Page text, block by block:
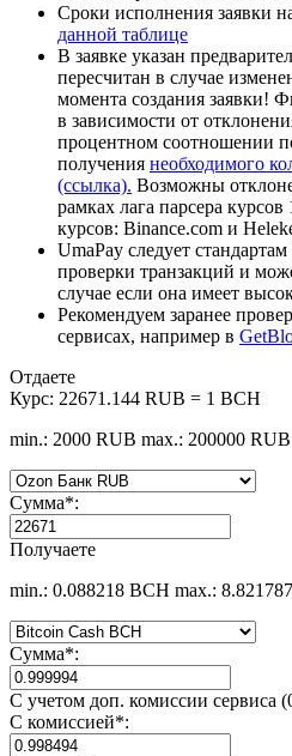
Сроки исполнения заявки
данной таблице
В заявке указан
пересчитан в случае
момента создания заявки!
в зависимости от
процентном соотношении
получения необходимого
(ссылка). Возможны
рамках лага парсера
курсов: Binance.com и
UmaPay следует
проверки транзакций и
случае если она имеет
Рекомендуем заранее
сервисах, например в
Отдаете
Курс: 22671.144 RUB = 1 BCH
min.: 2000 RUB max.: 200000 RUB
Сумма*:
Получаете
min.: 0.088218 BCH max.:
Сумма*:
С учетом доп. комиссии сервиса
С комиссией*: